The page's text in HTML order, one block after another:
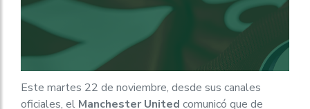
Este martes 22 de noviembre, desde sus canales
oficiales, el Manchester United comunicó que de